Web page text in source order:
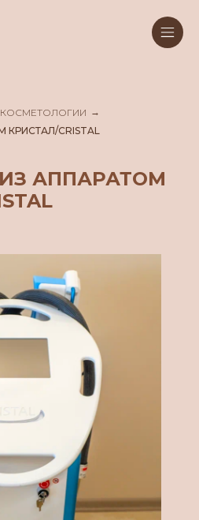
→
CRISTAL
АППАРАТОМ